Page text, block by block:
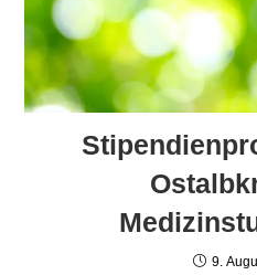
9.